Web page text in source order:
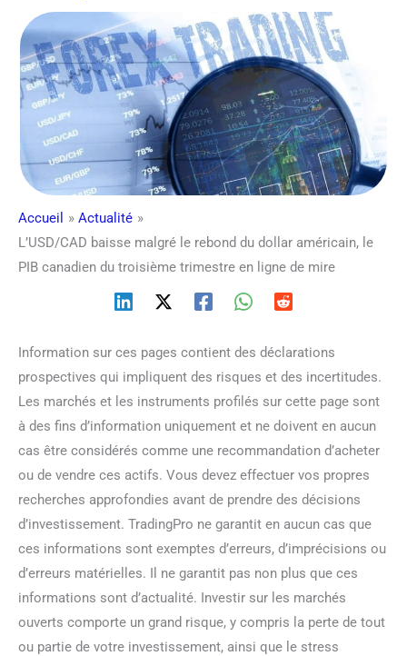
Accueil
Actualité
L’USD/CAD baisse malgré le rebond du dollar américain, le
PIB canadien du troisième trimestre en ligne de mire
Information sur ces pages contient des déclarations
prospectives qui impliquent des risques et des incertitudes.
Les marchés et les instruments profilés sur cette page sont
à des fins d’information uniquement et ne doivent en aucun
cas être considérés comme une recommandation d’acheter
ou de vendre ces actifs. Vous devez effectuer vos propres
recherches approfondies avant de prendre des décisions
d’investissement. TradingPro ne garantit en aucun cas que
ces informations sont exemptes d’erreurs, d’imprécisions ou
d’erreurs matérielles. Il ne garantit pas non plus que ces
informations sont d’actualité. Investir sur les marchés
ouverts comporte un grand risque, y compris la perte de tout
ou partie de votre investissement, ainsi que le stress